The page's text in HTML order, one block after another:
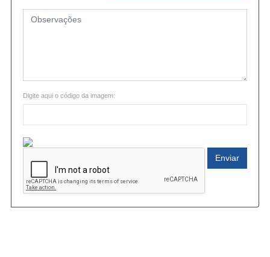
Digite aqui o código da imagem:
Enviar